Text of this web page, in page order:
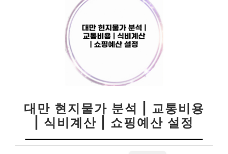
대만 현지물가 분석 | 교통비용
| 식비계산 | 쇼핑예산 설정